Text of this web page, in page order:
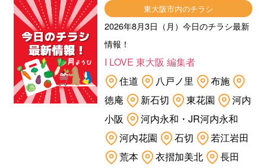
東大阪市内のチラシ
2026年8月3日（月）今日のチラシ最新
情報！
I LOVE 東大阪 編集者
住道
八戸ノ里
布施
徳庵
新石切 東花園
河内
小阪
河内永和・JR河内永和
河内花園
石切
若江岩田
荒本
衣摺加美北
長田